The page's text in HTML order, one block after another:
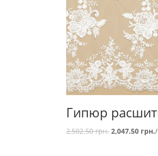
Гипюр
2,502.50грн. 2,047.50 грн.